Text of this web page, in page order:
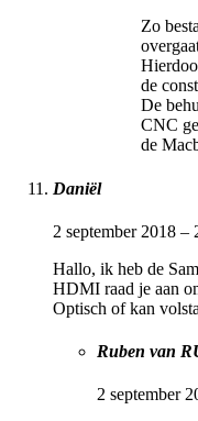
Zo
de
De
CNC
de
Daniël
2 september 2018 –
Hallo, ik heb de
HDMI raad je aan
Optisch of kan
Ruben van
2 september